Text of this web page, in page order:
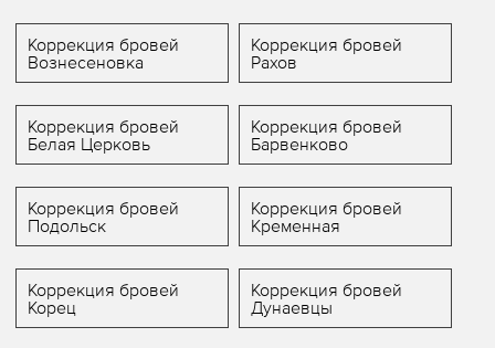
Коррекция бровей
Вознесеновка
Коррекция бровей
Рахов
Коррекция бровей
Белая Церковь
Коррекция бровей
Барвенково
Коррекция бровей
Подольск
Коррекция бровей
Кременная
Коррекция бровей
Корец
Коррекция бровей
Дунаевцы